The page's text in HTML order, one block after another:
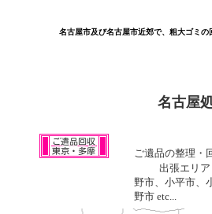
名古屋市及び名古屋市近郊で、粗大ゴミ
ご遺品の整理・
出張エリ
野市、小平市、
野市 etc...
名古屋